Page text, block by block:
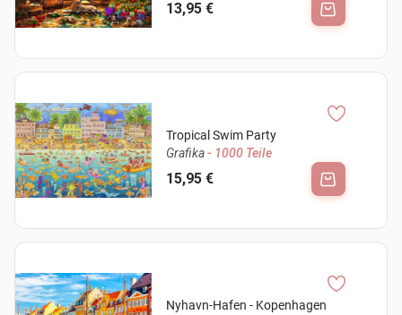
13,95 €
Tropical Swim Party
Grafika- 1000 Teile
15,95 €
Nyhavn-Hafen - Kopenhagen